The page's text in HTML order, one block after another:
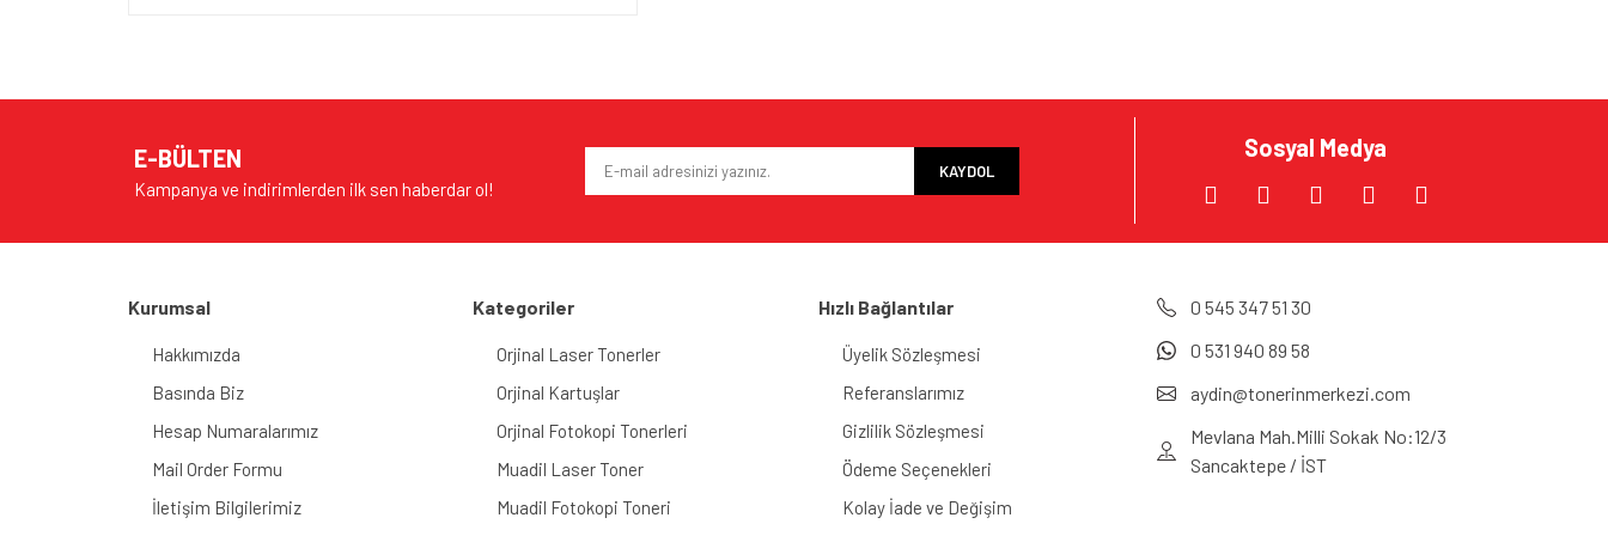
E-BÜLTEN
Kampanya ve indirimlerden ilk sen haberdar ol!
KAYDOL
Sosyal Medya
Kurumsal
Hakkımızda
Basında Biz
Hesap Numaralarımız
Mail Order Formu
İletişim Bilgilerimiz
Kategoriler
Orjinal Laser Tonerler
Orjinal Kartuşlar
Orjinal Fotokopi Tonerleri
Muadil Laser Toner
Muadil Fotokopi Toneri
Hızlı Bağlantılar
Üyelik Sözleşmesi
Referanslarımız
Gizlilik Sözleşmesi
Ödeme Seçenekleri
Kolay İade ve Değişim
0 545 347 51 30
0 531 940 89 58
aydin@tonerinmerkezi.com
Mevlana Mah.Milli Sokak No:12/3
Sancaktepe / İST